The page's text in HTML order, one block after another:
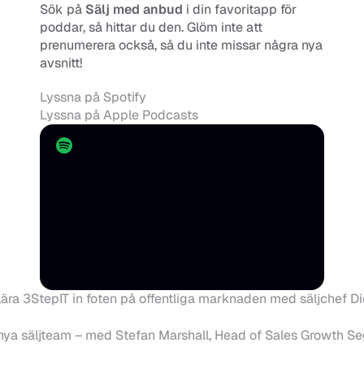
Sök på Sälj med anbud i din favoritapp för
poddar, så hittar du den. Glöm inte att
prenumerera också, så du inte missar några nya
avsnitt!
Lyssna på Spotify
Lyssna på Apple Podcasts
3StepIT in foten på offentliga marknaden med säljchef
säljteam – med Stefan Marshall, Head of Sales Growth